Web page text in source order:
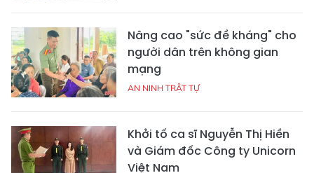
Nâng cao "sức đề kháng" cho
người dân trên không gian
mạng
AN NINH TRẬT TỰ
Khởi tố ca sĩ Nguyễn Thị Hiền
và Giám đốc Công ty Unicorn
Việt Nam